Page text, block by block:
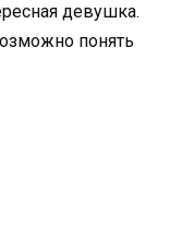
девушка.
понять